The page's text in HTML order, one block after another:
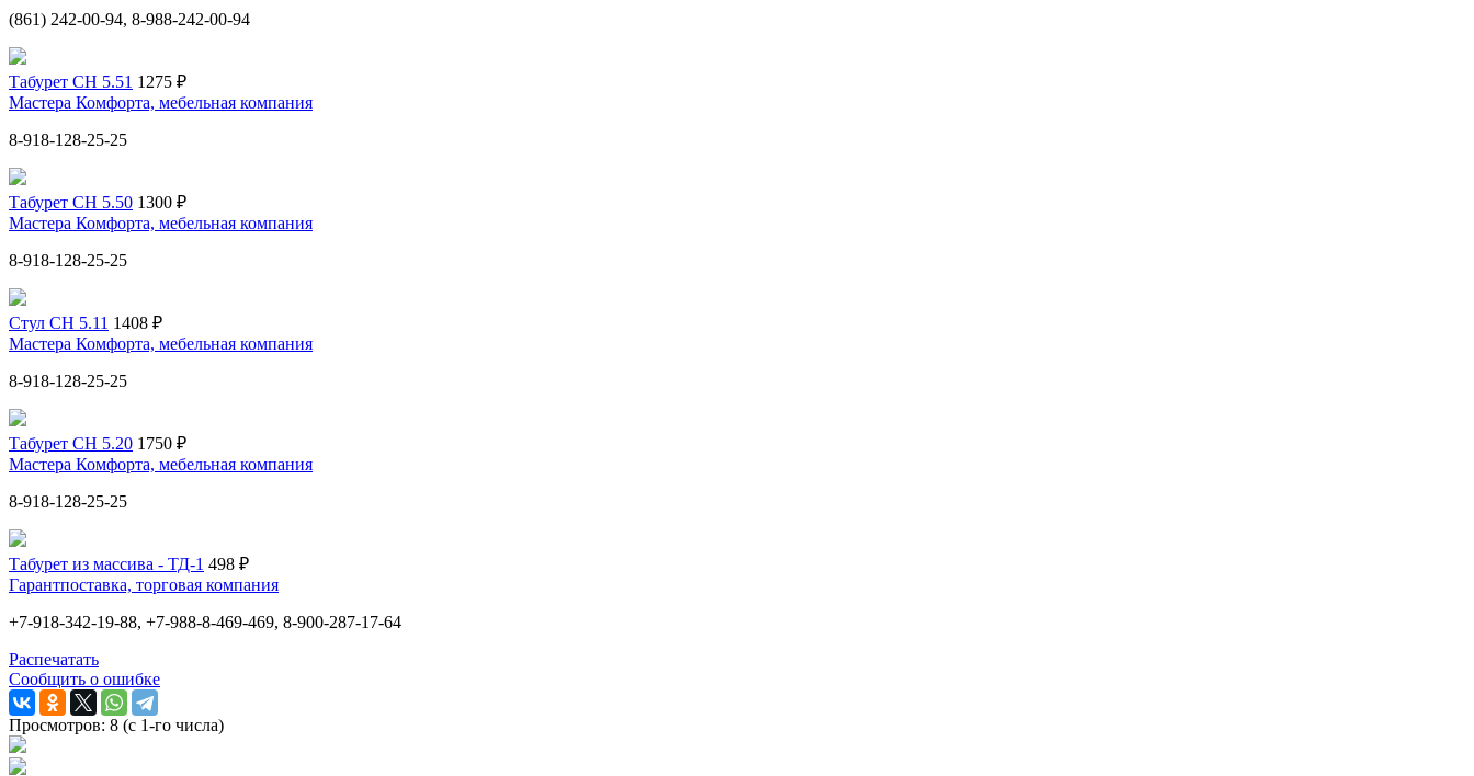
(861) 242-00-94, 8-988-242-00-94
Табурет СН 5.51 1275 ₽
Мастера Комфорта, мебельная компания
8-918-128-25-25
Табурет СН 5.50 1300 ₽
Мастера Комфорта, мебельная компания
8-918-128-25-25
Стул СН 5.11 1408 ₽
Мастера Комфорта, мебельная компания
8-918-128-25-25
Табурет СН 5.20 1750 ₽
Мастера Комфорта, мебельная компания
8-918-128-25-25
Табурет из массива - ТД-1 498 ₽
Гарантпоставка, торговая компания
+7-918-342-19-88, +7-988-8-469-469, 8-900-287-17-64
Распечатать
Сообщить о ошибке
Просмотров: 8 (с 1-го числа)